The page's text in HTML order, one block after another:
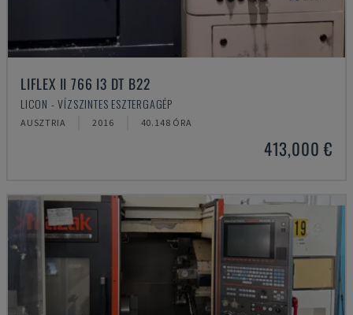
LIFLEX II 766 I3 DT B22
LICON - VÍZSZINTES ESZTERGAGÉP
AUSZTRIA 2016 40.148 ÓRA
413,000 €